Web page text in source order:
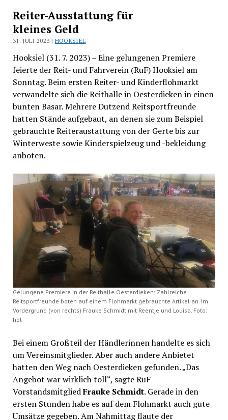
Reiter-Ausstattung für
kleines Geld
31. JULI 2023 | HOOKSIEL
Hooksiel (31. 7. 2023) – Eine gelungenen Premiere
feierte der Reit- und Fahrverein (RuF) Hooksiel am
Sonntag. Beim ersten Reiter- und Kinderflohmarkt
verwandelte sich die Reithalle in Oesterdieken in einen
bunten Basar. Mehrere Dutzend Reitsportfreunde
hatten Stände aufgebaut, an denen sie zum Beispiel
gebrauchte Reiteraustattung von der Gerte bis zur
Winterweste sowie Kinderspielzeug und -bekleidung
anboten.
Gelungene Premiere in der Reithalle Oesterdieken: Zahlreiche
Reitsportfreunde boten auf einem Flohmarkt gebrauchte Artikel an. Im
Vordergrund (von rechts) Frauke Schmidt mit Reentje und Louisa. Foto:
hol
Bei einem Großteil der Händlerinnen handelte es sich
um Vereinsmitglieder. Aber auch andere Anbietet
hatten den Weg nach Oesterdieken gefunden. „Das
Angebot war wirklich toll“, sagte RuF
VorstandsmitgliedFrauke Schmidt. Gerade in den
ersten Stunden habe es auf dem Flohmarkt auch gute
Umsätze gegeben. Am Nahmittag flaute der